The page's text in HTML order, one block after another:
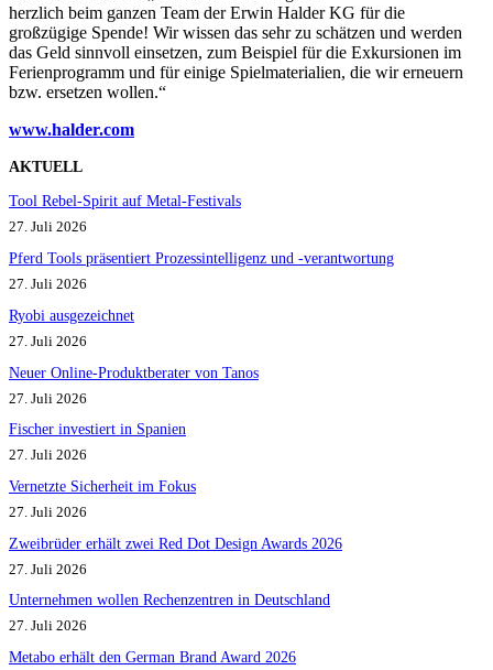
herzlich beim ganzen Team der Erwin Halder KG für die
großzügige Spende! Wir wissen das sehr zu schätzen und werden
das Geld sinnvoll einsetzen, zum Beispiel für die Exkursionen im
Ferienprogramm und für einige Spielmaterialien, die wir erneuern
bzw. ersetzen wollen.“
www.halder.com
AKTUELL
Tool Rebel-Spirit auf Metal-Festivals
27. Juli 2026
Pferd Tools präsentiert Prozessintelligenz und -verantwortung
27. Juli 2026
Ryobi ausgezeichnet
27. Juli 2026
Neuer Online-Produktberater von Tanos
27. Juli 2026
Fischer investiert in Spanien
27. Juli 2026
Vernetzte Sicherheit im Fokus
27. Juli 2026
Zweibrüder erhält zwei Red Dot Design Awards 2026
27. Juli 2026
Unternehmen wollen Rechenzentren in Deutschland
27. Juli 2026
Metabo erhält den German Brand Award 2026